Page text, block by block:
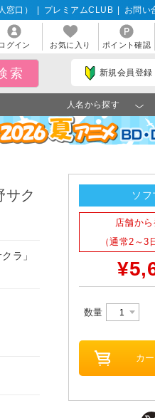
窓口） プレミアムCLUB お問い
グイン お気に入り ポイント確認
新規会員登録
人名から探す
サク
ラ」
ソフ
店舗か
（通常2～3
数量